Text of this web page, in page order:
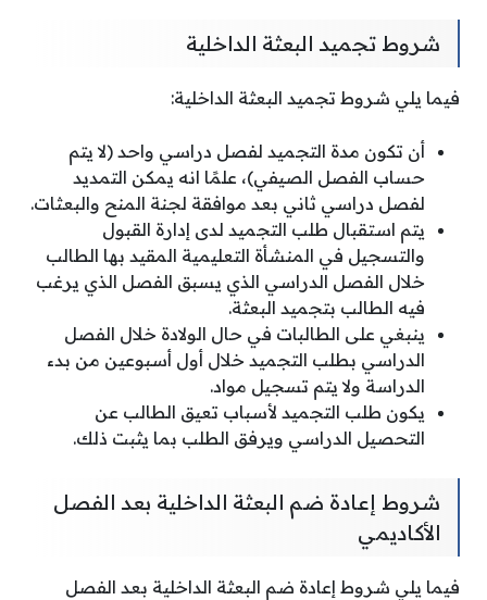
شروط تجميد البعثة الداخلية
فيما يلي شروط تجميد البعثة الداخلية:
أن تكون مدة التجميد لفصل دراسي واحد (لا يتم
حساب الفصل الصيفي)، علمًا انه يمكن التمديد
لفصل دراسي ثاني بعد موافقة لجنة المنح والبعثات.
يتم استقبال طلب التجميد لدى إدارة القبول
والتسجيل في المنشأة التعليمية المقيد بها الطالب
خلال الفصل الدراسي الذي يسبق الفصل الذي يرغب
فيه الطالب بتجميد البعثة.
ينبغي على الطالبات في حال الولادة خلال الفصل
الدراسي بطلب التجميد خلال أول أسبوعين من بدء
الدراسة ولا يتم تسجيل مواد.
يكون طلب التجميد لأسباب تعيق الطالب عن
التحصيل الدراسي ويرفق الطلب بما يثبت ذلك.
شروط إعادة ضم البعثة الداخلية بعد الفصل
الأكاديمي
فيما يلي شروط إعادة ضم البعثة الداخلية بعد الفصل